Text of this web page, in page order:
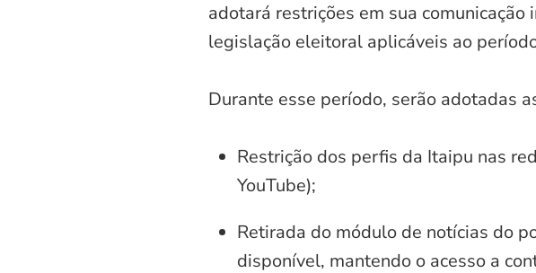
adotará restrições em sua
legislação eleitoral aplicáveis ao
Durante esse período, serão adotadas
Restrição dos perfis da Itaipu nas
YouTube);
Retirada do módulo de notícias do
disponível, mantendo o acesso a